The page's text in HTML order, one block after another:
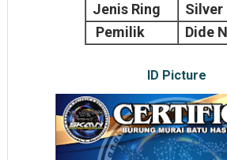
Jenis Ring
Silver
Pemilik
Dide
ID Picture